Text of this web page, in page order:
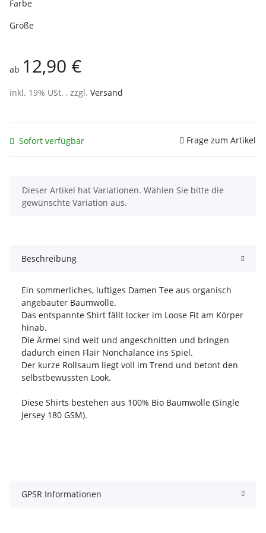
Farbe
Größe
ab 12,90 €
inkl. 19% USt. , zzgl. Versand
Sofort verfügbar Frage zum Artikel
x
Dieser Artikel hat Variationen. Wählen Sie bitte die
gewünschte Variation aus.
Beschreibung
Ein sommerliches, luftiges Damen Tee aus organisch
angebauter Baumwolle.
Das entspannte Shirt fällt locker im Loose Fit am Körper
hinab.
Die Ärmel sind weit und angeschnitten und bringen
dadurch einen Flair Nonchalance ins Spiel.
Der kurze Rollsaum liegt voll im Trend und betont den
selbstbewussten Look.
Diese Shirts bestehen aus 100% Bio Baumwolle (Single
Jersey 180 GSM).
GPSR Informationen